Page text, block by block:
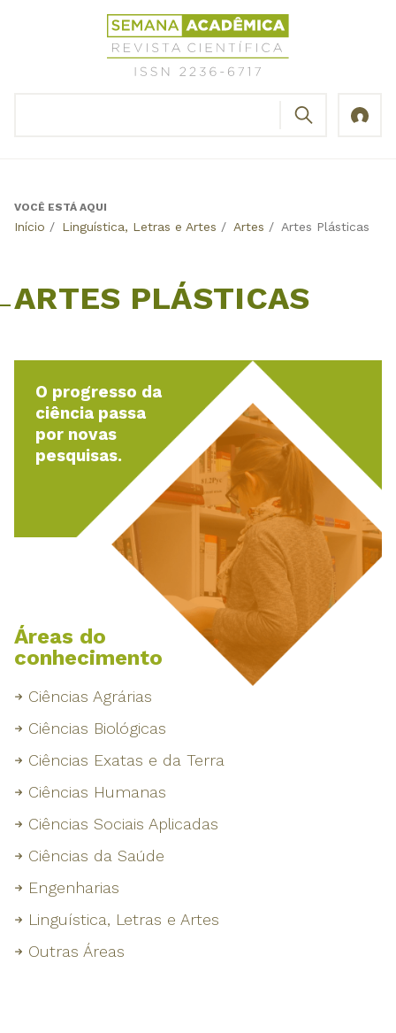
Revista
Científica
Semana
Back
VOCÊ ESTÁ AQUI
Início / Linguística, Letras e Artes / Artes / Artes Plásticas
ARTES PLÁSTICAS
O progresso da
ciência passa
por novas
pesquisas.
Áreas do
conhecimento
Ciências Agrárias
Ciências Biológicas
Ciências Exatas e da Terra
Ciências Humanas
Ciências Sociais Aplicadas
Ciências da Saúde
Engenharias
Linguística, Letras e Artes
Outras Áreas